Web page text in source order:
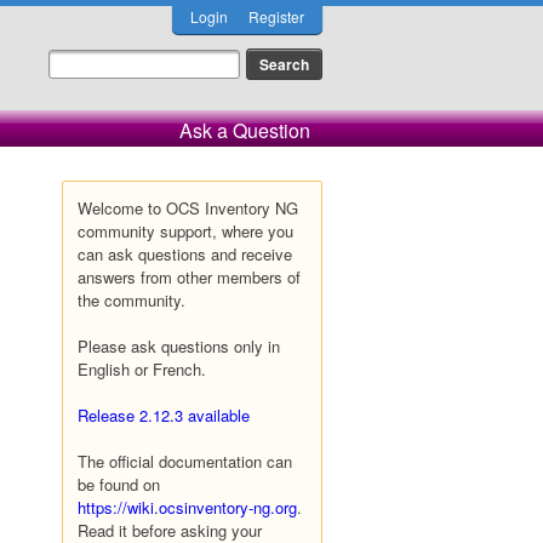
Login Register
Ask a Question
Welcome to OCS Inventory NG
community support, where you
can ask questions and receive
answers from other members of
the community.
Please ask questions only in
English or French.
Release 2.12.3 available
The official documentation can
be found on
https://wiki.ocsinventory-ng.org.
Read it before asking your